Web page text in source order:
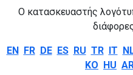
Ο κατασκευαστής
EN FR DE ES RU TR IT
KO HU